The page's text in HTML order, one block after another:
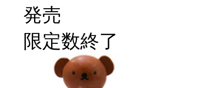
発売
限定数終了